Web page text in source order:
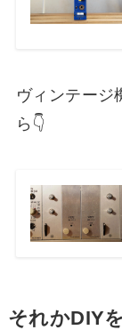
ヴィンテージ
ら👇
それかDIY